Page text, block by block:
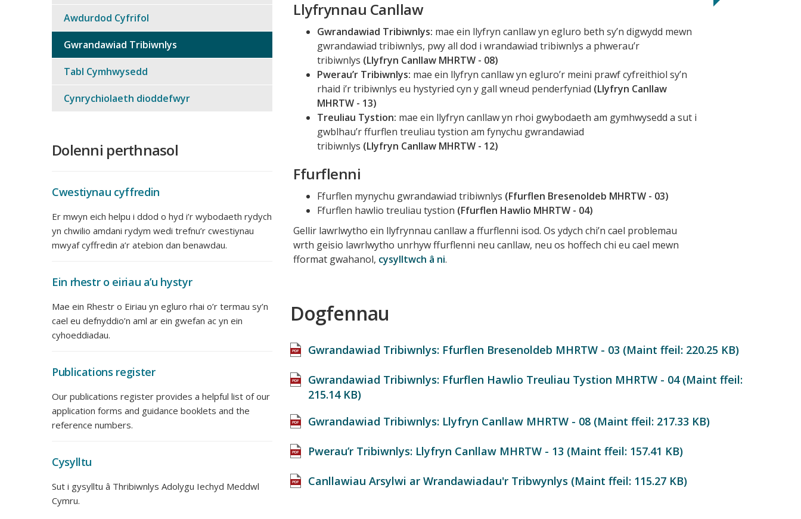
Llyfrynnau Canllaw
Gwrandawiad Tribiwnlys: mae ein llyfryn canllaw yn egluro beth sy’n digwydd mewn
gwrandawiad tribiwnlys, pwy all dod i wrandawiad tribiwnlys a phwerau’r
tribiwnlys (Llyfryn Canllaw MHRTW - 08)
Pwerau’r Tribiwnlys: mae ein llyfryn canllaw yn egluro’r meini prawf cyfreithiol sy’n
rhaid i’r tribiwnlys eu hystyried cyn y gall wneud penderfyniad (Llyfryn Canllaw
MHRTW - 13)
Treuliau Tystion: mae ein llyfryn canllaw yn rhoi gwybodaeth am gymhwysedd a sut i
gwblhau’r ffurflen treuliau tystion am fynychu gwrandawiad
tribiwnlys (Llyfryn Canllaw MHRTW - 12)
Ffurflenni
Ffurflen mynychu gwrandawiad tribiwnlys (Ffurflen Bresenoldeb MHRTW - 03)
Ffurflen hawlio treuliau tystion (Ffurflen Hawlio MHRTW - 04)
Gellir lawrlwytho ein llyfrynnau canllaw a ffurflenni isod. Os ydych chi’n cael problemau
wrth geisio lawrlwytho unrhyw ffurflenni neu canllaw, neu os hoffech chi eu cael mewn
fformat gwahanol, cysylltwch â ni.
Dogfennau
Gwrandawiad Tribiwnlys: Ffurflen Bresenoldeb MHRTW - 03 (Maint ffeil: 220.25 KB)
Gwrandawiad Tribiwnlys: Ffurflen Hawlio Treuliau Tystion MHRTW - 04 (Maint ffeil:
215.14 KB)
Gwrandawiad Tribiwnlys: Llyfryn Canllaw MHRTW - 08 (Maint ffeil: 217.33 KB)
Pwerau’r Tribiwnlys: Llyfryn Canllaw MHRTW - 13 (Maint ffeil: 157.41 KB)
Canllawiau Arsylwi ar Wrandawiadau'r Tribwynlys (Maint ffeil: 115.27 KB)
Awdurdod Cyfrifol
Gwrandawiad Tribiwnlys
Tabl Cymhwysedd
Cynrychiolaeth dioddefwyr
Dolenni perthnasol
Cwestiynau cyffredin
Er mwyn eich helpu i ddod o hyd i’r wybodaeth rydych
yn chwilio amdani rydym wedi trefnu’r cwestiynau
mwyaf cyffredin a’r atebion dan benawdau.
Ein rhestr o eiriau a’u hystyr
Mae ein Rhestr o Eiriau yn egluro rhai o’r termau sy’n
cael eu defnyddio’n aml ar ein gwefan ac yn ein
cyhoeddiadau.
Publications register
Our publications register provides a helpful list of our
application forms and guidance booklets and the
reference numbers.
Cysylltu
Sut i gysylltu â Thribiwnlys Adolygu Iechyd Meddwl
Cymru.